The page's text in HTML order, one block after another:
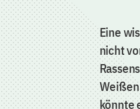
Eine
nicht
könnte